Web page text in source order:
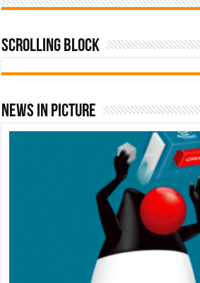
Scrolling Block
News In Picture